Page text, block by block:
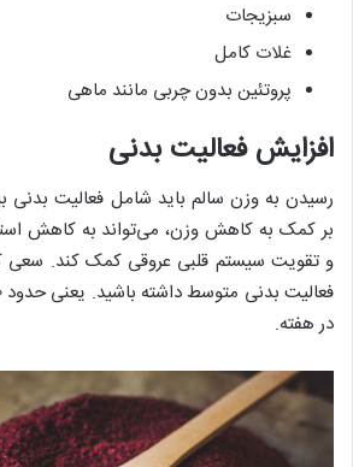
سبزیجات
غلات کامل
پروتئین بدون چربی مانند ماهی
افزایش فعالیت بدنی
رسیدن به وزن سالم باید شامل فعالیت بدنی
بر کمک به کاهش وزن، می‌تواند به کاهش
در هفته.